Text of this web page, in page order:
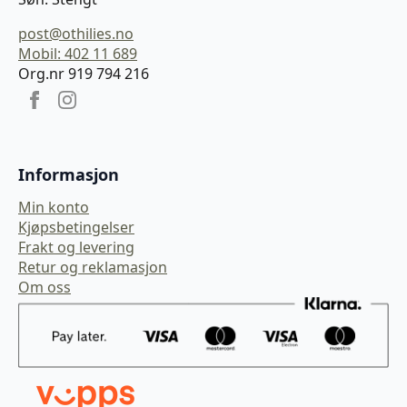
post@othilies.no
Mobil: 402 11 689
Org.nr 919 794 216
Informasjon
Min konto
Kjøpsbetingelser
Frakt og levering
Retur og reklamasjon
Om oss